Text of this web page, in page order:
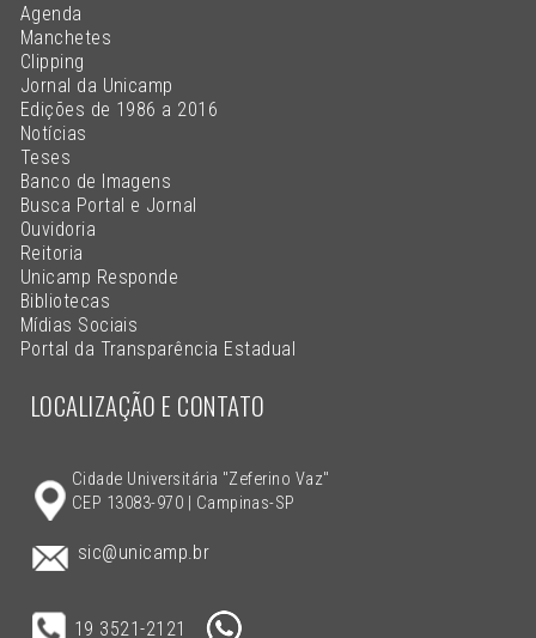
Agenda
Manchetes
Clipping
Jornal da Unicamp
Edições de 1986 a 2016
Notícias
Teses
Banco de Imagens
Busca Portal e Jornal
Ouvidoria
Reitoria
Unicamp Responde
Bibliotecas
Mídias Sociais
Portal da Transparência Estadual
LOCALIZAÇÃO E CONTATO
Cidade Universitária "Zeferino Vaz"
CEP 13083-970 | Campinas-SP
sic@unicamp.br
19 3521-2121